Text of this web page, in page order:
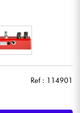
Ref : 114901